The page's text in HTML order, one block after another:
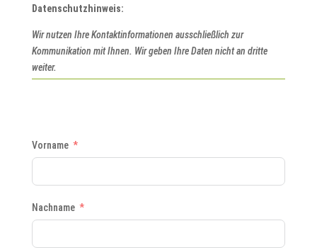
Datenschutzhinweis:
Wir nutzen Ihre Kontaktinformationen ausschließlich zur
Kommunikation mit Ihnen. Wir geben Ihre Daten nicht an dritte
weiter.
Vorname
Nachname